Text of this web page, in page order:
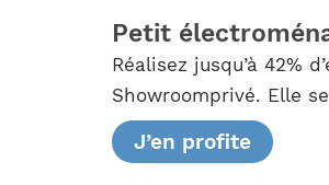
Petit
Réalisez jusqu’à 42%
Showroomprivé. Elle
J’en profite